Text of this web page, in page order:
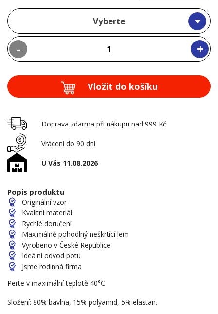
Vyberte
- +
Vložit do košíku
Doprava zdarma při nákupu nad 999 Kč
Vrácení do 90 dní
U Vás 11.08.2026
Popis produktu
Originální vzor
Kvalitní materiál
Rychlé doručení
Maximálně pohodlný neškrtící lem
Vyrobeno v České Republice
Ideální odvod potu
Jsme rodinná firma
Perte v maximální teplotě 40°C
Složení: 80% bavlna, 15% polyamid, 5% elastan.